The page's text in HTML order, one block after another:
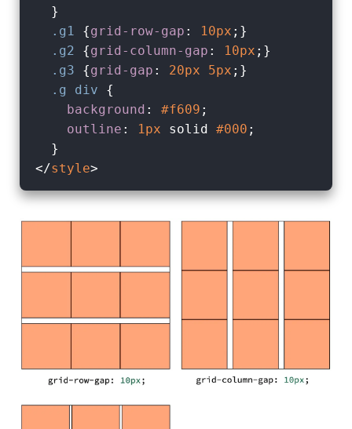
  }
.g1 {grid-row-gap : 10px ;}
.g2 {grid-column-gap : 10px ;}
.g3 {grid-gap : 20px 5px ;}
.g
div {
background : #f609 ;
outline : 1px solid #000 ;
</style>